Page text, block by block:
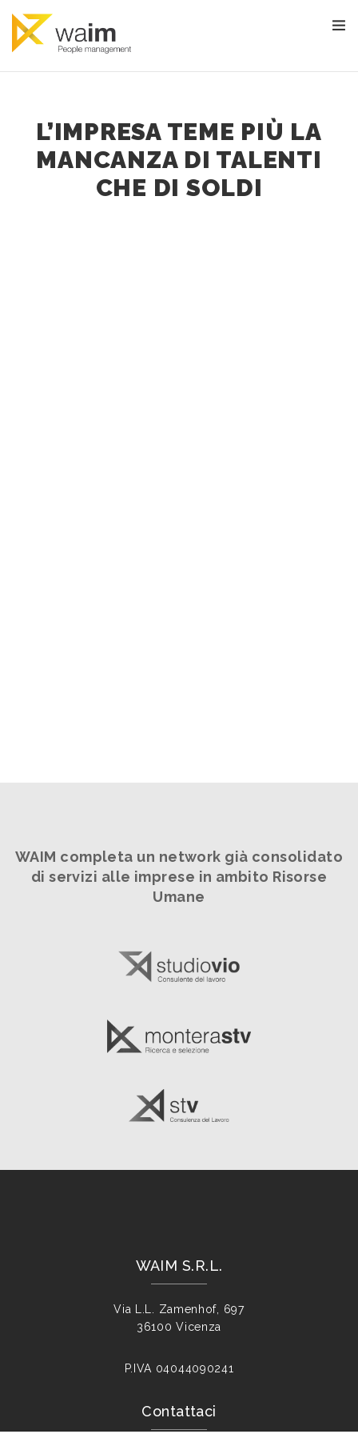
L’IMPRESA TEME PIÙ LA
MANCANZA DI TALENTI
CHE DI SOLDI
WAIM completa un network già consolidato
di servizi alle imprese in ambito Risorse
Umane
WAIM S.R.L.
Via L.L. Zamenhof, 697
36100 Vicenza
P.IVA 04044090241
Contattaci